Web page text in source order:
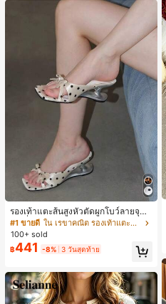
รองเท้าแตะส้นสูงหัวตัดผูกโบว์ลายจุดส
ายเดี่ยวส้นไม่สมมาตรสำหรับผู้หญิง, รอ
งเท้าแตะส้นสูงหนังเทียมสีขาวหรูหรา
สำหรับฤดูร้อน
#1 ขายดี
ใน เรขาคณิต รองเท้าแตะส้นสูงผู้หญิง
100+ sold
฿441 -8% 3 วันสุดท้าย